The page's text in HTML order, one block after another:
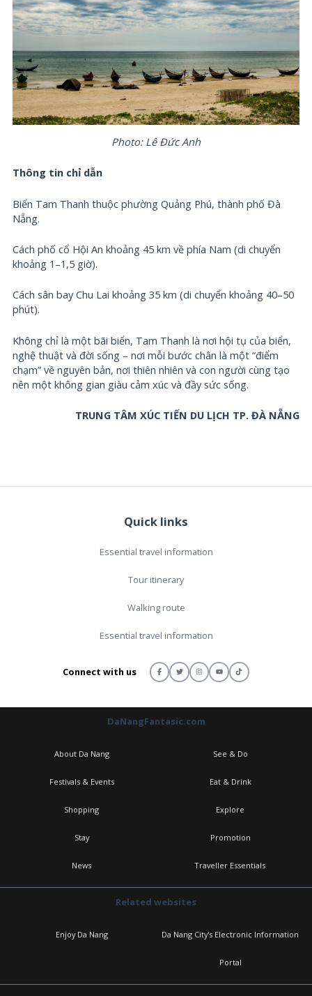
Photo: Lê Đức Anh
Thông tin chỉ dẫn
Biển Tam Thanh thuộc phường Quảng Phú, thành phố Đà
Nẵng.
Cách phố cổ Hội An khoảng 45 km về phía Nam (di chuyển
khoảng 1–1,5 giờ).
Cách sân bay Chu Lai khoảng 35 km (di chuyển khoảng 40–50
phút).
Không chỉ là một bãi biển, Tam Thanh là nơi hội tụ của biển,
nghệ thuật và đời sống – nơi mỗi bước chân là một “điểm
chạm” về nguyên bản, nơi thiên nhiên và con người cùng tạo
nên một không gian giàu cảm xúc và đầy sức sống.
TRUNG TÂM XÚC TIẾN DU LỊCH TP. ĐÀ NẴNG
Quick links
Essential travel information
Tour itinerary
Walking route
Essential travel information
Connect with us
DaNangFantasic.com
About Da Nang See & Do
Festivals & Events Eat & Drink
Shopping Explore
Stay Promotion
News Traveller Essentials
Related websites
Enjoy Da Nang Da Nang City's Electronic Information
Portal